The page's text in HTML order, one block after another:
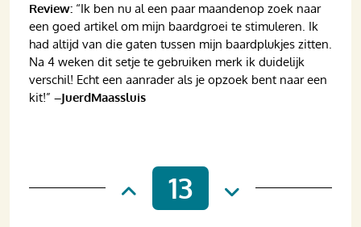
Review: “Ik ben nu al een paar maandenop zoek naar
een goed artikel om mijn baardgroei te stimuleren. Ik
had altijd van die gaten tussen mijn baardplukjes zitten.
Na 4 weken dit setje te gebruiken merk ik duidelijk
verschil! Echt een aanrader als je opzoek bent naar een
kit!” –JuerdMaassluis
13